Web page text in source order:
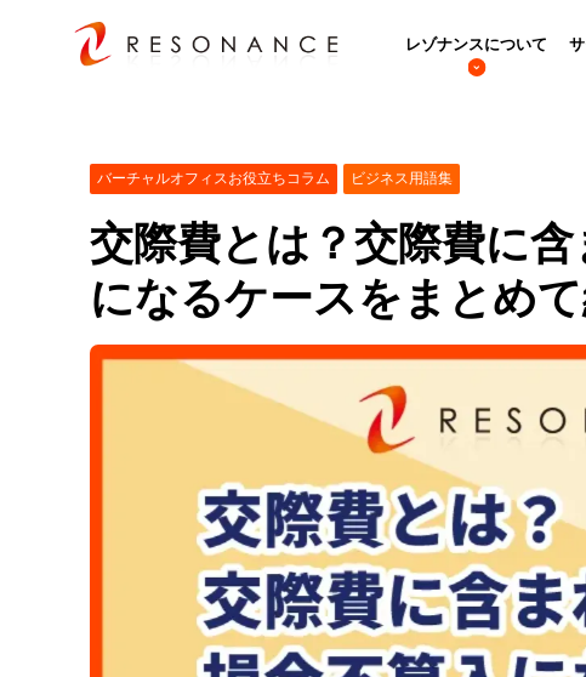
レゾナンスについて
バーチャルオフィスお役立ちコラム ビジネス用語集
交際費とは？交際費に
になるケースをまとめて